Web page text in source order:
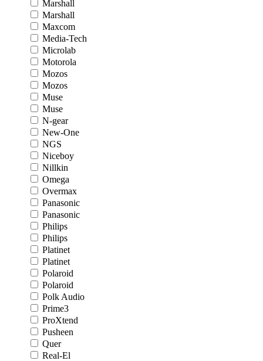
Marshall
Marshall
Maxcom
Media-Tech
Microlab
Motorola
Mozos
Mozos
Muse
Muse
N-gear
New-One
NGS
Niceboy
Nillkin
Omega
Overmax
Panasonic
Panasonic
Philips
Philips
Platinet
Platinet
Polaroid
Polaroid
Polk Audio
Prime3
ProXtend
Pusheen
Quer
Real-El